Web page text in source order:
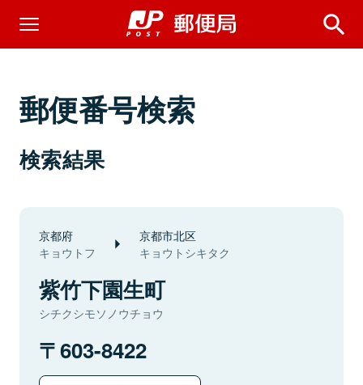
郵便番号検索
検索結果
京都府
キョウトフ
京都市北区
キョウトシキタク
紫竹下園生町
シチクシモソノウチョウ
603-8422